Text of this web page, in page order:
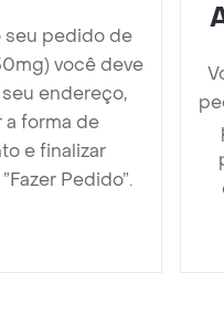
seu pedido de
você deve
endereço,
forma de
e finalizar
Pedido”.